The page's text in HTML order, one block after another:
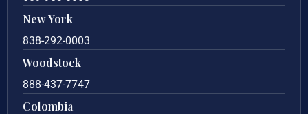
New York
838-292-0003
Woodstock
888-437-7747
Colombia